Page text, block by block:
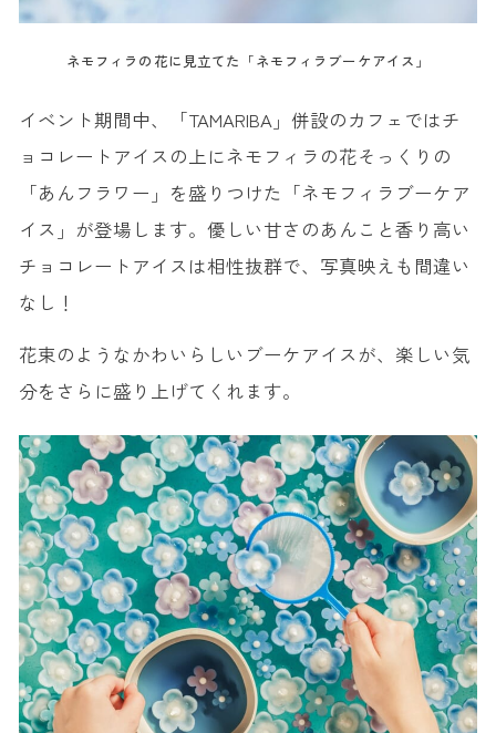
ネモフィラの花に見立てた「ネモフィラブーケアイス」
イベント期間中、「TAMARIBA」併設のカフェではチ
ョコレートアイスの上にネモフィラの花そっくりの
「あんフラワー」を盛りつけた「ネモフィラブーケア
イス」が登場します。優しい甘さのあんこと香り高い
チョコレートアイスは相性抜群で、写真映えも間違い
なし！
花束のようなかわいらしいブーケアイスが、楽しい気
分をさらに盛り上げてくれます。